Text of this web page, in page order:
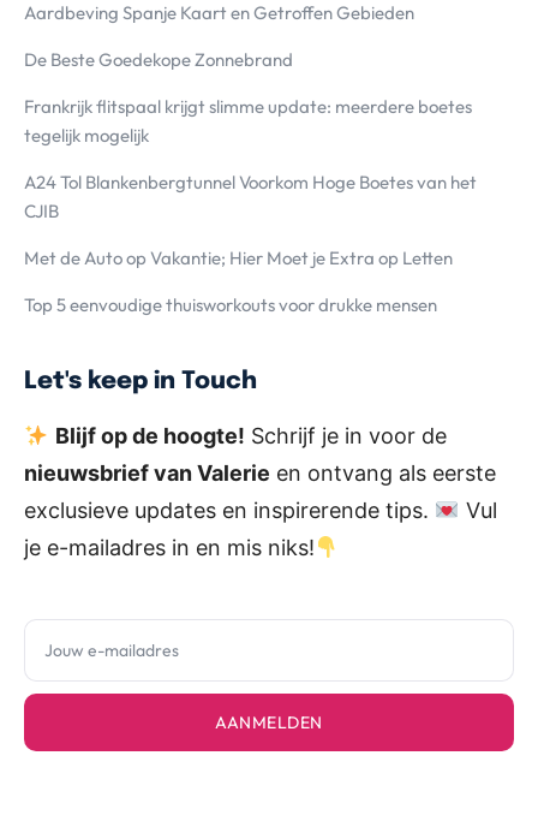
Aardbeving Spanje Kaart en Getroffen Gebieden
De Beste Goedekope Zonnebrand
Frankrijk flitspaal krijgt slimme update: meerdere boetes
tegelijk mogelijk
A24 Tol Blankenbergtunnel Voorkom Hoge Boetes van het
CJIB
Met de Auto op Vakantie; Hier Moet je Extra op Letten
Top 5 eenvoudige thuisworkouts voor drukke mensen
Let's keep in Touch
Blijf op de hoogte! Schrijf je in voor de
nieuwsbrief van Valerie en ontvang als eerste
exclusieve updates en inspirerende tips.
Vul
je e-mailadres in en mis niks!
AANMELDEN